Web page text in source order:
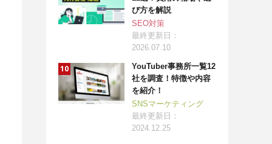
び方を解説
SEO対策
最終更新日：
2026.07.10
YouTuber事務所一覧12
社を調査！特徴や内容
を紹介！
SNSマーケティング
最終更新日：
2024.12.25